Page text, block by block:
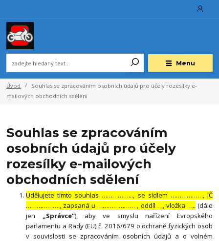
Menu
Úvod
Souhlas se zpracováním osobních údajů pro účely rozesílky e-
mailových obchodních sdělení
Souhlas se zpracováním
osobních údajů pro účely
rozesílky e-mailových
obchodních sdělení
Udělujete tímto souhlas ……………..., se sídlem ………………, IČ
………………., zapsaná u ………………… , oddíl …, vložka ….. (dále
jen „Správce“), aby ve smyslu nařízení Evropského
parlamentu a Rady (EU) č. 2016/679 o ochraně fyzických osob
v souvislosti se zpracováním osobních údajů a o volném